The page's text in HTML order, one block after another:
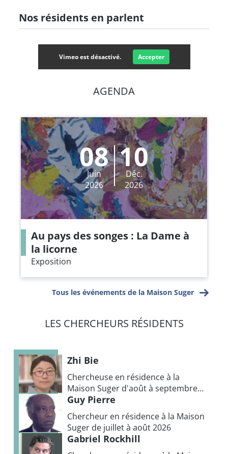
Nos résidents en parlent
Vimeo est désactivé. Accepter
AGENDA
Au pays des songes : La Dame à
la licorne
Exposition
08
Juin
2026
10
Déc.
2026
Tous les événements de la Maison Suger
LES CHERCHEURS RÉSIDENTS
Zhi Bie
Chercheuse en résidence à la
Maison Suger d'août à septembre
2026
Guy Pierre
Chercheur en résidence à la Maison
Suger de juillet à août 2026
Gabriel Rockhill